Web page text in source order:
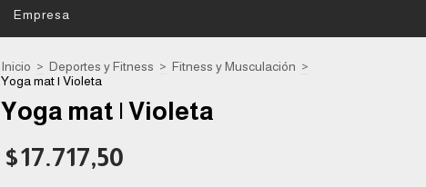
Empresa
Inicio > Deportes y Fitness > Fitness y Musculación >
Yoga mat | Violeta
Yoga mat | Violeta
$17.717,50